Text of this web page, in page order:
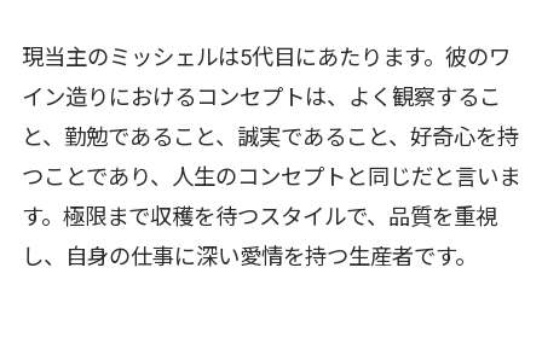
現当主のミッシェルは5代目にあたります。彼のワ
イン造りにおけるコンセプトは、よく観察するこ
と、勤勉であること、誠実であること、好奇心を持
つことであり、人生のコンセプトと同じだと言いま
す。極限まで収穫を待つスタイルで、品質を重視
し、自身の仕事に深い愛情を持つ生産者です。